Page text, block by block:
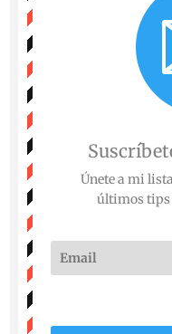
Únete a mi
últimos tips